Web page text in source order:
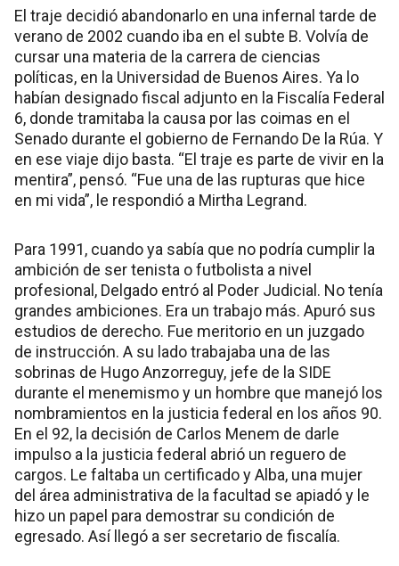
El traje decidió abandonarlo en una infernal tarde de
verano de 2002 cuando iba en el subte B. Volvía de
cursar una materia de la carrera de ciencias
políticas, en la Universidad de Buenos Aires. Ya lo
habían designado fiscal adjunto en la Fiscalía Federal
6, donde tramitaba la causa por las coimas en el
Senado durante el gobierno de Fernando De la Rúa. Y
en ese viaje dijo basta. “El traje es parte de vivir en la
mentira”, pensó. “Fue una de las rupturas que hice
en mi vida”, le respondió a Mirtha Legrand.
Para 1991, cuando ya sabía que no podría cumplir la
ambición de ser tenista o futbolista a nivel
profesional, Delgado entró al Poder Judicial. No tenía
grandes ambiciones. Era un trabajo más. Apuró sus
estudios de derecho. Fue meritorio en un juzgado
de instrucción. A su lado trabajaba una de las
sobrinas de Hugo Anzorreguy, jefe de la SIDE
durante el menemismo y un hombre que manejó los
nombramientos en la justicia federal en los años 90.
En el 92, la decisión de Carlos Menem de darle
impulso a la justicia federal abrió un reguero de
cargos. Le faltaba un certificado y Alba, una mujer
del área administrativa de la facultad se apiadó y le
hizo un papel para demostrar su condición de
egresado. Así llegó a ser secretario de fiscalía.